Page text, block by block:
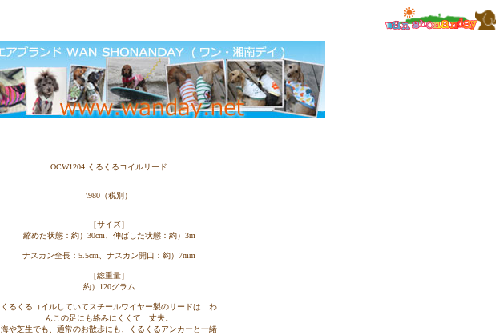
OCW1204 くるくるコイルリード
\980（税別）
［サイズ］
縮めた状態：約）30cm、伸ばした状態：約）3m
ナスカン全長：5.5cm、ナスカン開口：約）7mm
［総重量］
約）120グラム
くるくるコイルしていてスチールワイヤー製のリードは わ
んこの足にも絡みにくくて 丈夫。
海や芝生でも、通常のお散歩にも、くるくるアンカーと一緒